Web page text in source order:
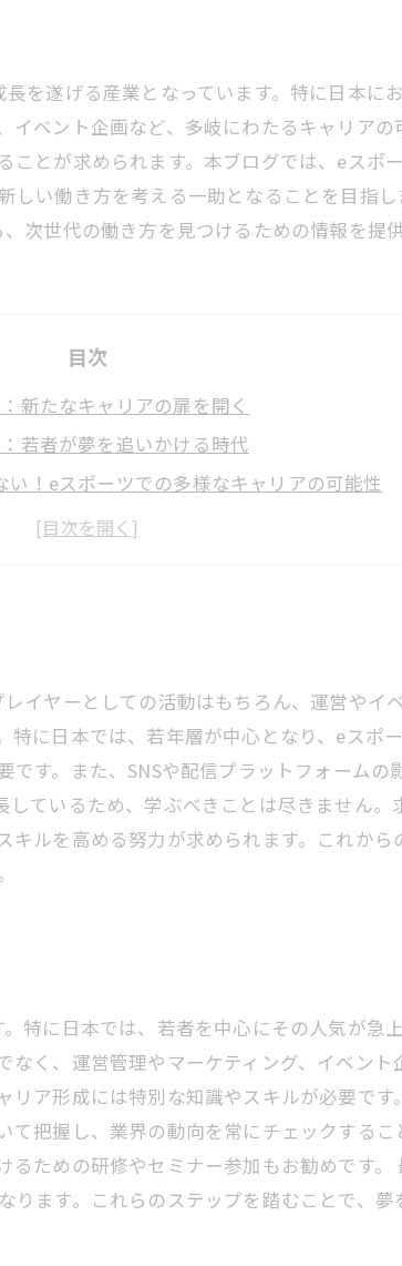
を遂げる産業となっています。特に日本に
ベント企画など、多岐にわたるキャリア
とが求められます。本ブログでは、eスポ
い働き方を考える一助となることを目指
次世代の働き方を見つけるための情報を提供
目次
新たなキャリアの扉を開く
若者が夢を追いかける時代
い！eスポーツでの多様なキャリアの可能性
理解する：成功への第一歩
eスポーツでのキャリア形成の進め方
イヤーとしての活動はもちろん、運営やイ
に日本では、若年層が中心となり、eスポ
す。また、SNSや配信プラットフォームの
ているため、学ぶべきことは尽きません
ルを高める努力が求められます。これか
特に日本では、若者を中心にその人気が急
く、運営管理やマーケティング、イベン
ア形成には特別な知識やスキルが必要で
把握し、業界の動向を常にチェックする
ための研修やセミナー参加もお勧めです
ます。これらのステップを踏むことで、